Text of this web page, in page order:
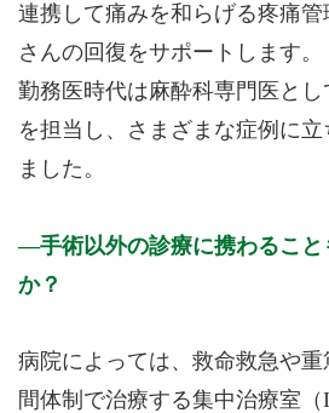
連携して痛みを和らげる疼痛
さんの回復をサポートします。
勤務医時代は麻酔科専門医と
を担当し、さまざまな症例に
ました。
手術以外の診療に携わること
か？
病院によっては、救命救急や
間体制で治療する集中治療室